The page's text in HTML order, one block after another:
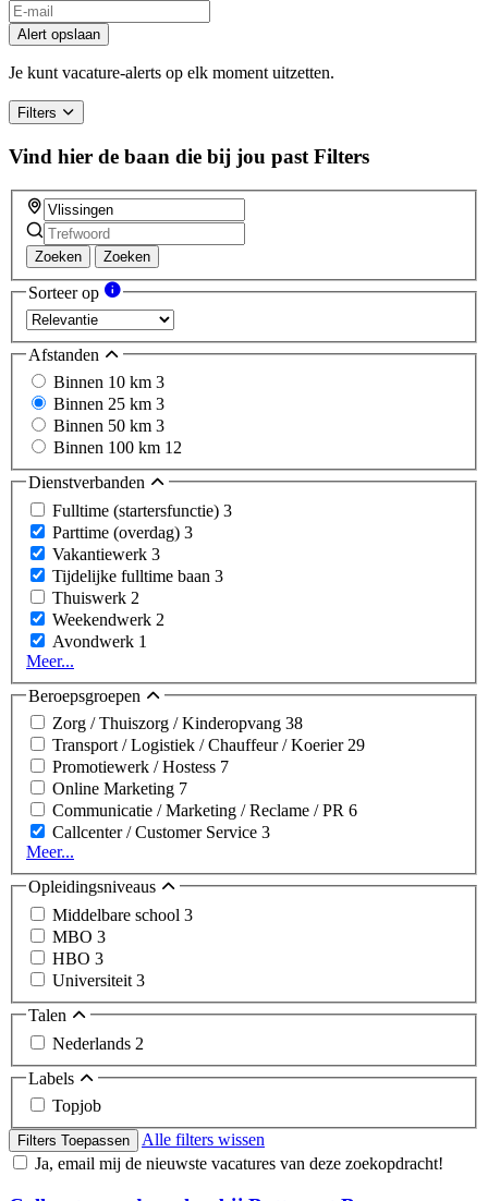
Alert opslaan
Je kunt vacature-alerts op elk moment uitzetten.
Filters
Vind hier de baan die bij jou past Filters
Zoeken Zoeken
Sorteer op
Afstanden
Binnen 10 km 3
Binnen 25 km 3
Binnen 50 km 3
Binnen 100 km 12
Dienstverbanden
Fulltime (startersfunctie) 3
Parttime (overdag) 3
Vakantiewerk 3
Tijdelijke fulltime baan 3
Thuiswerk 2
Weekendwerk 2
Avondwerk 1
Meer...
Beroepsgroepen
Zorg / Thuiszorg / Kinderopvang 38
Transport / Logistiek / Chauffeur / Koerier29
Promotiewerk / Hostess 7
Online Marketing 7
Communicatie / Marketing / Reclame / PR 6
Callcenter / Customer Service 3
Meer...
Opleidingsniveaus
Middelbare school 3
MBO 3
HBO 3
Universiteit 3
Talen
Nederlands 2
Labels
Topjob
Filters Toepassen
Alle filters wissen
Ja, email mij de nieuwste vacatures van deze zoekopdracht!